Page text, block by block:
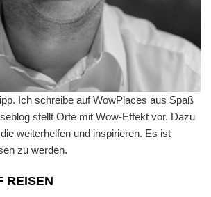
Ich schreibe auf WowPlaces aus Spaß
stellt Orte mit Wow-Effekt vor. Dazu
weiterhelfen und inspirieren. Es ist
zu werden.
REISEN